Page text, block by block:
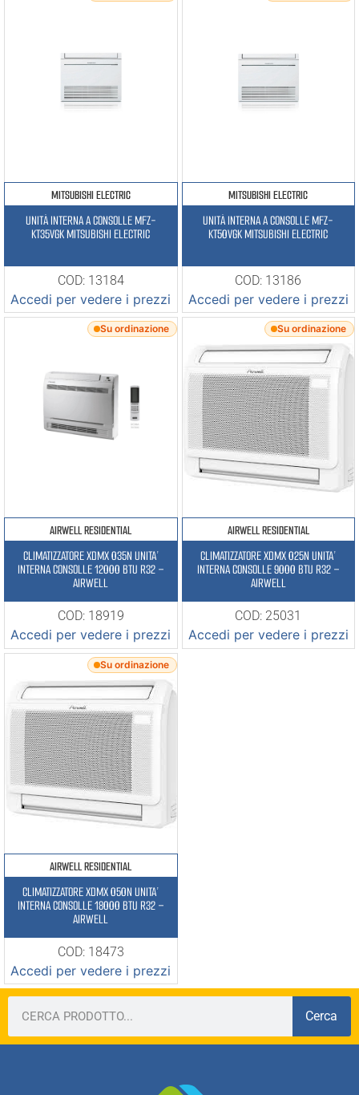
MITSUBISHI ELECTRIC
UNITÀ INTERNA A CONSOLLE MFZ-
KT35VGK MITSUBISHI ELECTRIC
COD: 13184
Accedi per vedere i prezzi
MITSUBISHI ELECTRIC
UNITÀ INTERNA A CONSOLLE MFZ-
KT50VGK MITSUBISHI ELECTRIC
COD: 13186
Accedi per vedere i prezzi
Su ordinazione
AIRWELL RESIDENTIAL
CLIMATIZZATORE XDMX 035N UNITA’
INTERNA CONSOLLE 12000 BTU R32 –
AIRWELL
COD: 18919
Accedi per vedere i prezzi
Su ordinazione
AIRWELL RESIDENTIAL
CLIMATIZZATORE XDMX 025N UNITA’
INTERNA CONSOLLE 9000 BTU R32 –
AIRWELL
COD: 25031
Accedi per vedere i prezzi
Su ordinazione
AIRWELL RESIDENTIAL
CLIMATIZZATORE XDMX 050N UNITA’
INTERNA CONSOLLE 18000 BTU R32 –
AIRWELL
COD: 18473
Accedi per vedere i prezzi
Cerca